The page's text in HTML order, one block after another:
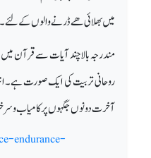
میں بھلائی ھے ڈرنے والوں کے
مندرجہ بالا چند آیات سے قرآن
روحانی تربیت کی ایک صورت ہے۔
آخرت دونوں جگہوں پر کامیاب و
endurance-